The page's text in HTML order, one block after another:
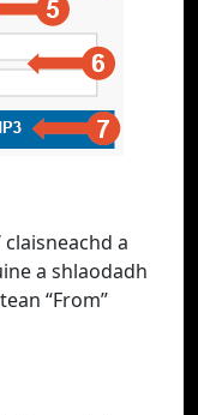
a
a shlaodadh
“From”